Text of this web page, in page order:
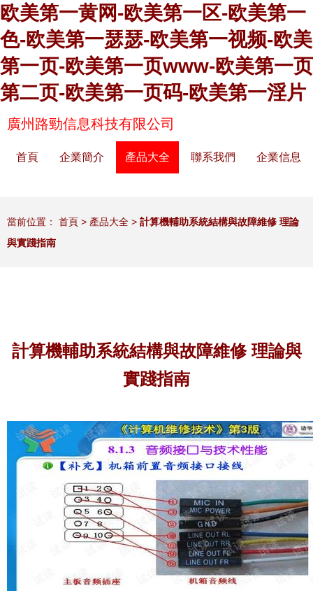
欧美第一黄网-欧美第一区-欧美第一
色-欧美第一瑟瑟-欧美第一视频-欧美
第一页-欧美第一页www-欧美第一页
第二页-欧美第一页码-欧美第一淫片
廣州路勁信息科技有限公司
首頁 企業簡介 產品大全 聯系我們 企業信息
當前位置： 首頁 > 產品大全 > 計算機輔助系統結構與故障維修 理論
與實踐指南
計算機輔助系統結構與故障維修 理論與
實踐指南